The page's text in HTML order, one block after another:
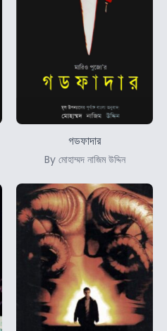
গডফাদার
By মোহাম্মদ নাজিম উদ্দিন